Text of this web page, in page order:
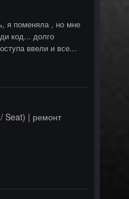
я поменяла , но мне
код... долго
ввели и все...
Seat) | ремонт